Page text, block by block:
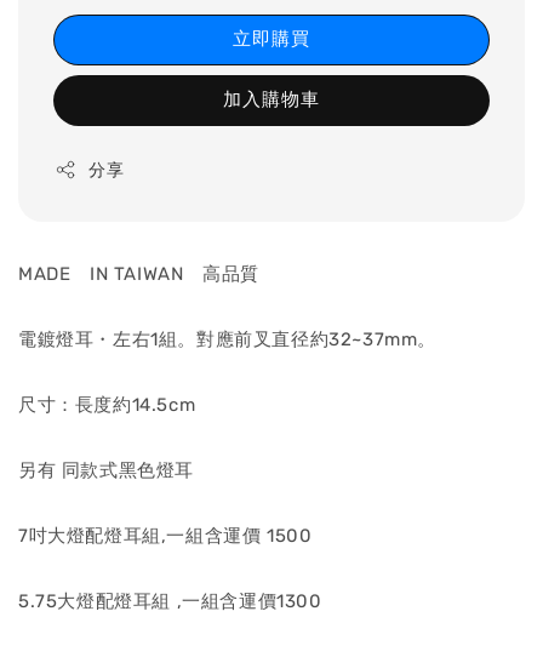
立即購買
加入購物車
分享
MADE IN TAIWAN 高品質
電鍍燈耳・左右1組。對應前叉直径約32~37mm。
尺寸：長度約14.5cm
另有 同款式黑色燈耳
7吋大燈配燈耳組,一組含運價 1500
5.75大燈配燈耳組 ,一組含運價1300